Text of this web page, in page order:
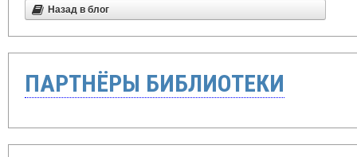
Назад в блог
ПАРТНЁРЫ БИБЛИОТЕКИ